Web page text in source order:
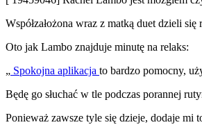
Współzałożona wraz z matką duet dzieli
Oto jak Lambo znajduje minutę na relaks:
„ Spokojna aplikacja to bardzo pomocny,
Będę go słuchać w tle podczas porannej
Ponieważ zawsze tyle się dzieje, dodaje mi